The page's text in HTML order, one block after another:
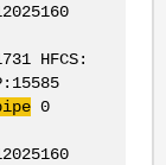
HFCS:
0